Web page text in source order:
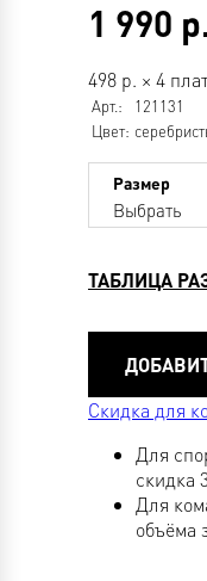
1 990
498 р. × 4
Арт.:
121131
Цвет:
Размер
Выбрать
ТАБЛИЦА
Скидка для
Для
скидка
Для
объёма